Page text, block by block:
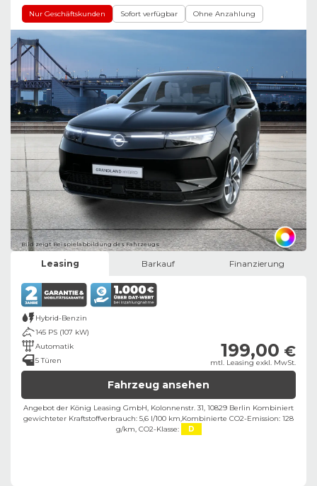
Nur Geschäftskunden Sofort verfügbar Ohne Anzahlung
Bild zeigt Beispielabbildung des Fahrzeugs
Leasing Barkauf Finanzierung
Hybrid-Benzin
145 PS (107 kW)
Automatik
5 Türen
199,00 €
mtl. Leasing exkl. MwSt.
Fahrzeug ansehen
Angebot der König Leasing GmbH, Kolonnenstr. 31, 10829 Berlin ​ Kombiniert
gewichteter Kraftstoffverbrauch: 5,6 l/100 km,Kombinierte CO2-Emission: 128
g/km, CO2-Klasse: D